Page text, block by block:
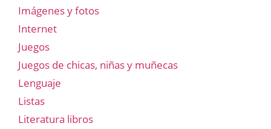
Imágenes y fotos
Internet
Juegos
Juegos de chicas, niñas y muñecas
Lenguaje
Listas
Literatura libros